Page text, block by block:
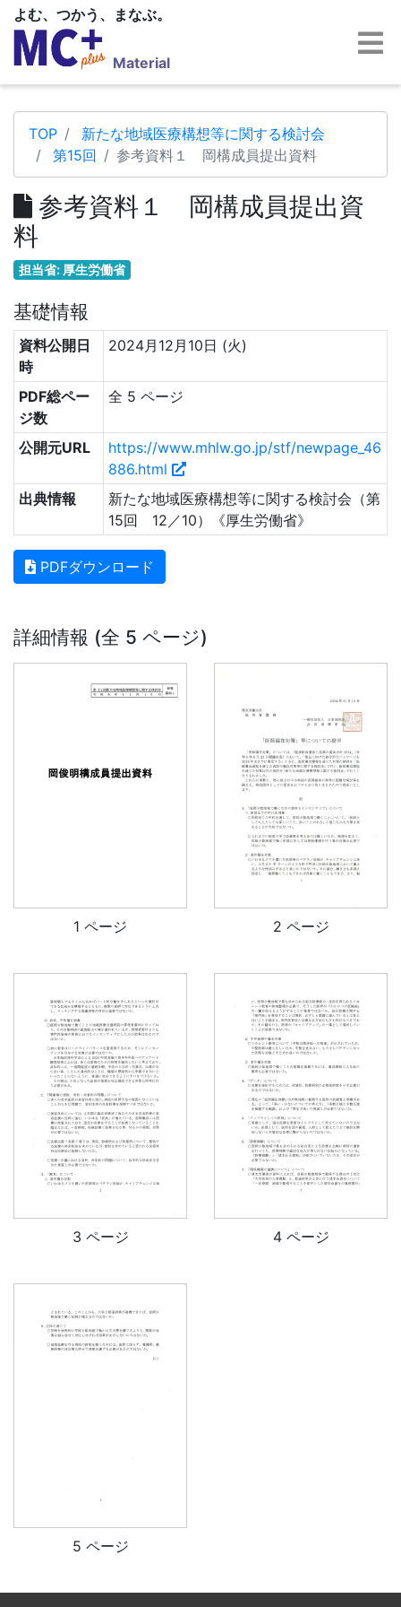
よむ、つかう、まなぶ。
Material
TOP
新たな地域医療構想等に関する検討会
第15回
参考資料１ 岡構成員提出資料
参考資料１ 岡構成員提出資
料
担当省: 厚生労働省
基礎情報
資料公開日
時
2024月12月10日 (火)
PDF総ペー
ジ数
全 5 ページ
公開元URL
https://www.mhlw.go.jp/stf/newpage_46
886.html
出典情報
新たな地域医療構想等に関する検討会（第
15回 12／10）《厚生労働省》
PDFダウンロード
詳細情報 (全 5 ページ)
1 ページ 2 ページ
3 ページ 4 ページ
5 ページ